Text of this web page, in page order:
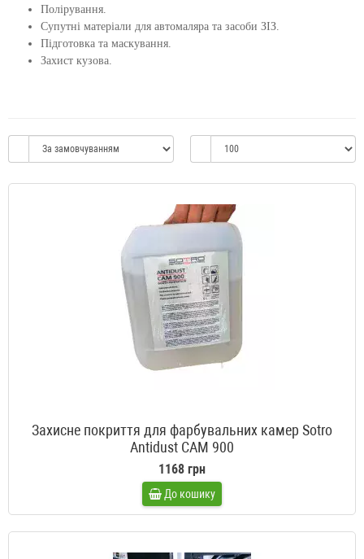
Полірування.
Супутні матеріали для автомаляра та засоби ЗІЗ.
Підготовка та маскування.
Захист кузова.
Захисне покриття для фарбувальних камер Sotro
Antidust CAM 900
1168 грн
До кошику